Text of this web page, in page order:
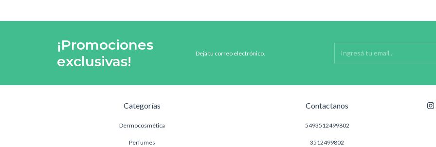
¡Promociones
exclusivas!
Dejá tu correo electrónico.
Categorías
Dermocosmética
Perfumes
Contactanos
5493512499802
3512499802